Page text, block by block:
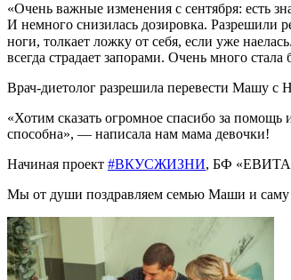
«Очень важные изменения с сентября: есть
И немного снизилась дозировка.
ноги, толкает ложку от себя, если уже
всегда страдает запорами. Очень много
Врач-диетолог разрешила перевести Машу с
«Хотим сказать огромное спасибо за
способна», — написала нам мама девочки!
Начиная проект #ВКУСЖИЗНИ, БФ «ЕВИТА»
Мы от души поздравляем семью Маши и саму